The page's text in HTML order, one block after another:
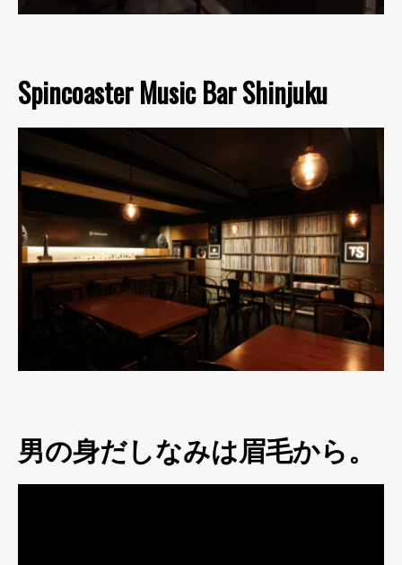
Spincoaster Music Bar Shinjuku
男の身だしなみは眉毛から。